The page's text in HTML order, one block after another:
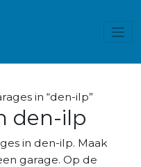
in “den-ilp”
den-ilp
in den-ilp. Maak
garage. Op de